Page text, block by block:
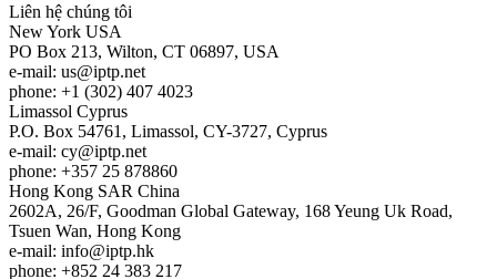
Liên hệ chúng tôi
New York USA
PO Box 213, Wilton, CT 06897, USA
e-mail: us
iptp.net
phone: +1 (302) 407 4023
Limassol Cyprus
P.O. Box 54761, Limassol, CY-3727, Cyprus
e-mail: cy
iptp.net
phone: +357 25 878860
Hong Kong SAR China
2602A, 26/F, Goodman Global Gateway, 168 Yeung Uk Road,
Tsuen Wan, Hong Kong
e-mail: info
iptp.hk
phone: +852 24 383 217